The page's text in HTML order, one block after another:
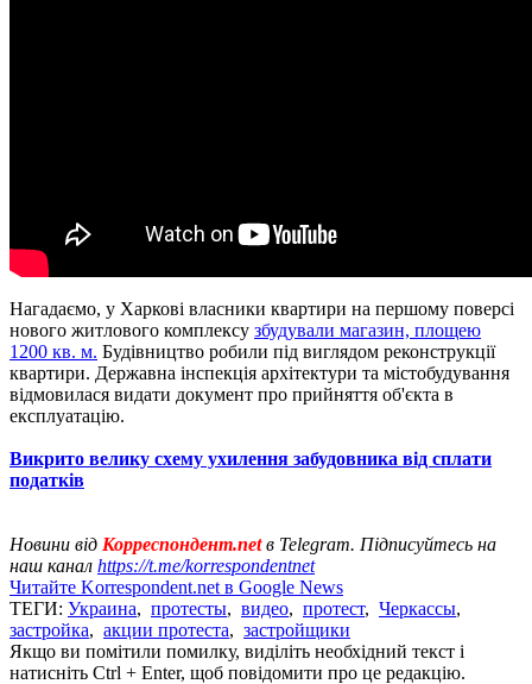
Нагадаємо, у Харкові власники квартири на першому поверсі
нового житлового комплексу збудували магазин, площею
1200 кв. м. Будівництво робили під виглядом реконструкції
квартири. Державна інспекція архітектури та містобудування
відмовилася видати документ про прийняття об'єкта в
експлуатацію.
Викрито велику схему ухилення забудовника від сплати
податків
Новини від Корреспондент.netв Telegram. Підписуйтесь на
наш канал https://t.me/korrespondentnet
Читайте Korrespondent.net в Google News
ТЕГИ: Украина, протесты, видео, протест, Черкассы,
застройка, акции протеста, застройщики
Якщо ви помітили помилку, виділіть необхідний текст і
натисніть Ctrl + Enter, щоб повідомити про це редакцію.